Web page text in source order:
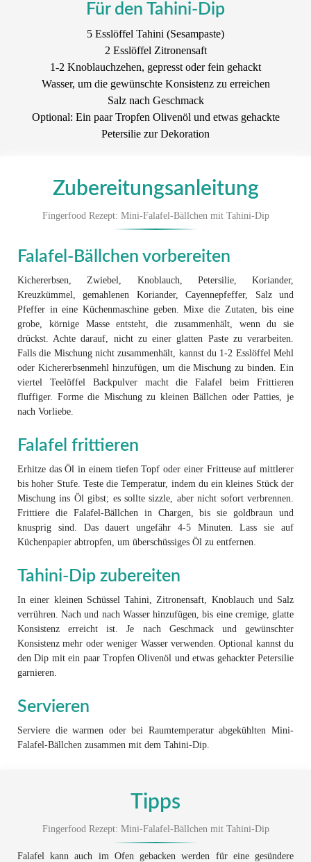
Für den Tahini-Dip
5 Esslöffel Tahini (Sesampaste)
2 Esslöffel Zitronensaft
1-2 Knoblauchzehen, gepresst oder fein gehackt
Wasser, um die gewünschte Konsistenz zu erreichen
Salz nach Geschmack
Optional: Ein paar Tropfen Olivenöl und etwas gehackte
Petersilie zur Dekoration
Zubereitungsanleitung
Fingerfood Rezept: Mini-Falafel-Bällchen mit Tahini-Dip
Falafel-Bällchen vorbereiten
Kichererbsen, Zwiebel, Knoblauch, Petersilie, Koriander,
Kreuzkümmel, gemahlenen Koriander, Cayennepfeffer, Salz und
Pfeffer in eine Küchenmaschine geben. Mixe die Zutaten, bis eine
grobe, körnige Masse entsteht, die zusammenhält, wenn du sie
drückst. Achte darauf, nicht zu einer glatten Paste zu verarbeiten.
Falls die Mischung nicht zusammenhält, kannst du 1-2 Esslöffel Mehl
oder Kichererbsenmehl hinzufügen, um die Mischung zu binden. Ein
viertel Teelöffel Backpulver macht die Falafel beim Frittieren
fluffiger. Forme die Mischung zu kleinen Bällchen oder Patties, je
nach Vorliebe.
Falafel frittieren
Erhitze das Öl in einem tiefen Topf oder einer Fritteuse auf mittlerer
bis hoher Stufe. Teste die Temperatur, indem du ein kleines Stück der
Mischung ins Öl gibst; es sollte sizzle, aber nicht sofort verbrennen.
Frittiere die Falafel-Bällchen in Chargen, bis sie goldbraun und
knusprig sind. Das dauert ungefähr 4-5 Minuten. Lass sie auf
Küchenpapier abtropfen, um überschüssiges Öl zu entfernen.
Tahini-Dip zubereiten
In einer kleinen Schüssel Tahini, Zitronensaft, Knoblauch und Salz
verrühren. Nach und nach Wasser hinzufügen, bis eine cremige, glatte
Konsistenz erreicht ist. Je nach Geschmack und gewünschter
Konsistenz mehr oder weniger Wasser verwenden. Optional kannst du
den Dip mit ein paar Tropfen Olivenöl und etwas gehackter Petersilie
garnieren.
Servieren
Serviere die warmen oder bei Raumtemperatur abgekühlten Mini-
Falafel-Bällchen zusammen mit dem Tahini-Dip.
Tipps
Fingerfood Rezept: Mini-Falafel-Bällchen mit Tahini-Dip
Falafel kann auch im Ofen gebacken werden für eine gesündere